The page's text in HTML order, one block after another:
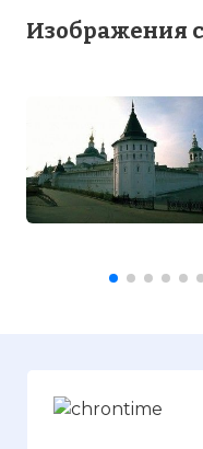
Изображения
Вернуться в
монастырь —